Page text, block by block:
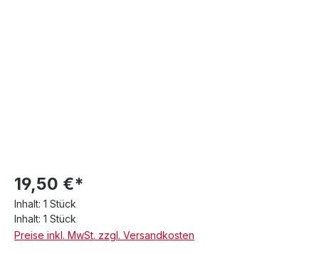
19,50 €*
Inhalt: 1 Stück
Inhalt: 1 Stück
Preise inkl. MwSt. zzgl. Versandkosten